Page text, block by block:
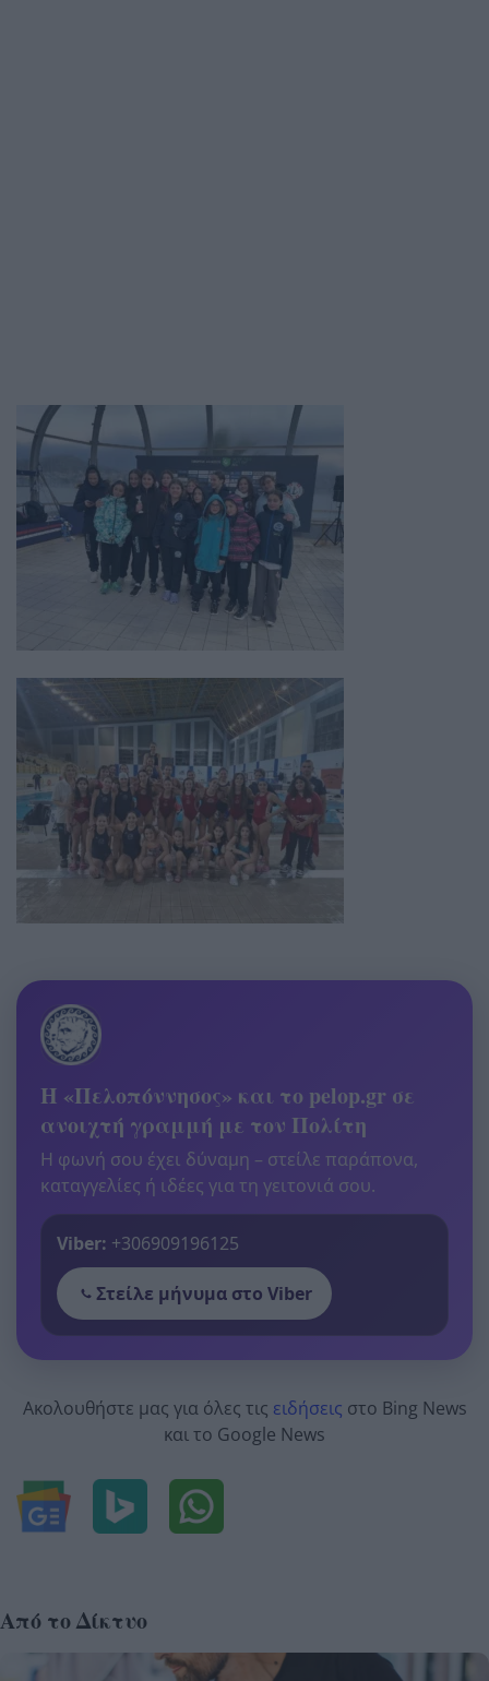
Η «Πελοπόννησος» και το pelop.gr σε
ανοιχτή γραμμή με τον Πολίτη
Η φωνή σου έχει δύναμη – στείλε παράπονα,
καταγγελίες ή ιδέες για τη γειτονιά σου.
Viber: +306909196125
Στείλε μήνυμα στο Viber
Ακολουθήστε μας για όλες τις ειδήσεις στο Bing News
και το Google News
Από το Δίκτυο